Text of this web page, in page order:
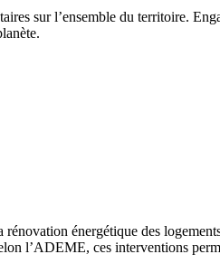
sur l’ensemble du territoire.
énergétique des
l’ADEME, ces interventions